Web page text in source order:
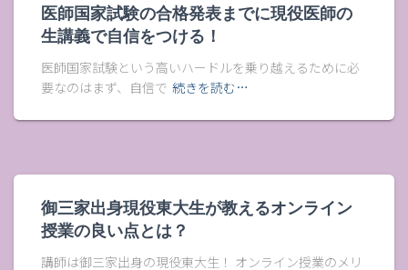
医師国家試験の合格発表までに現役医師の
生講義で自信をつける！
医師国家試験という高いハードルを乗り越えるために必
要なのはまず、自信で 続きを読む…
御三家出身現役東大生が教えるオンライン
授業の良い点とは？
講師は御三家出身の現役東大生！ オンライン授業のメリ